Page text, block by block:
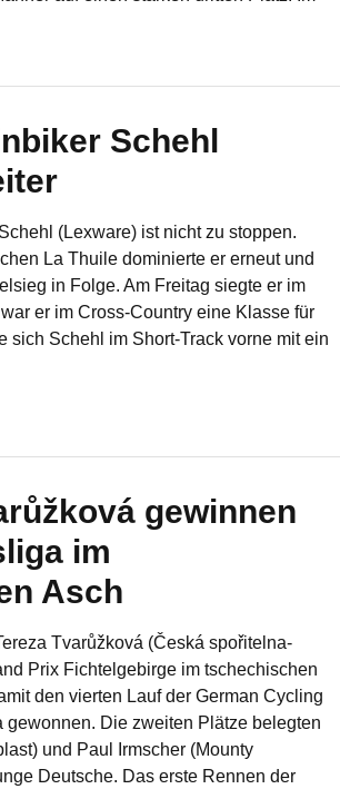
Schehl
(Lexware) ist nicht zu stoppen.
La Thuile dominierte er erneut und
in Folge. Am Freitag siegte er im
er im Cross-Country eine Klasse für
sich Schehl im Short-Track vorne mit ein
gewinnen
im
Asch
Tvarůžková (Česká spořitelna-
Prix Fichtelgebirge im tschechischen
den vierten Lauf der German Cycling
gewonnen. Die zweiten Plätze belegten
und Paul Irmscher (Mounty
Deutsche. Das erste Rennen der